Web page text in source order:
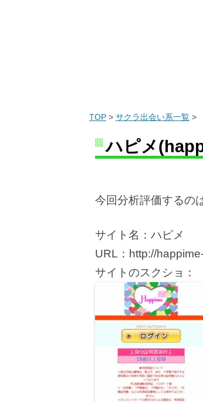
TOP > サクラ出会い系一覧 >
ハピメ
今回分析評価するの
サイト名：ハピメ
URL：http://
サイトのスクショ：